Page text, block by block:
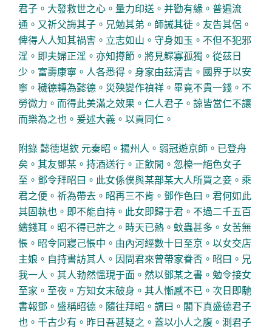
君子。大發救世之心。量力印送。并勸有緣。普遍流
通。又祈父誨其子。兄勉其弟。師誡其徒。友告其侶。
俾得人人知其禍害。立志如山。守身如玉。不但不犯邪
淫。即夫婦正淫。亦知撙節。將見鰥寡孤獨。從茲日
少。富壽康寧。人各悉得。身家由茲清吉。國界于以安
寧。穢德轉為懿德。災殃變作禎祥。畢竟不貴一錢。不
勞微力。而得此美滿之效果。仁人君子。諒皆當仁不讓
而樂為之也。爰述大義。以貢同仁。
附錄 懿德堪欽 元秦昭。揚州人。弱冠遊京師。已登舟
矣。其友鄧某。持酒送行。正飲閒。忽檯一絕色女子
至。鄧令拜昭曰。此女係僕與某部某大人所買之妾。乘
君之便。祈為帶去。昭再三不肯。鄧作色曰。君何如此
其固執也。即不能自持。此女即歸于君。不過二千五百
繪錢耳。昭不得已許之。時天已熱。蚊蟲甚多。女苦無
悵。昭令同寢己悵中。由內河經數十日至京。以女交店
主娘。自持書訪其人。因問君來曾帶家眷否。昭曰。兄
我一人。其人勃然慍現于面。然以鄧某之書。勉令接女
至家。至夜。方知女末破身。其人慚感不已。次日即馳
書報鄧。盛稱昭德。隨往拜昭。謂曰。閣下真盛德君子
也。千古少有。昨日吾甚疑之。蓋以小人之腹。測君子